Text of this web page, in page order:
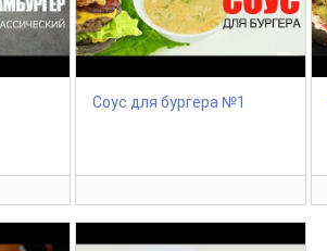
Соус для бургера №1